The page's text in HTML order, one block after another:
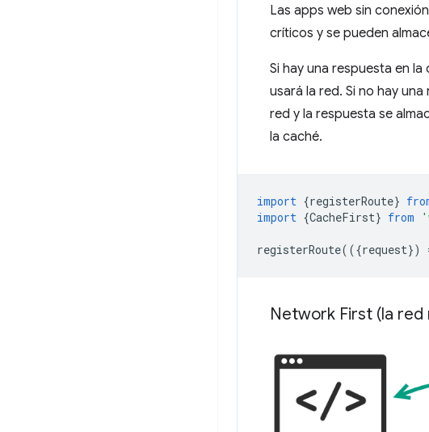
Las apps web sin
críticos y se pueden
Si hay una respuesta en
usará la red. Si no hay
red y la respuesta se
la caché.
import {registerRoute}
import {CacheFirst} from
registerRoute(({request})
Network First (la red